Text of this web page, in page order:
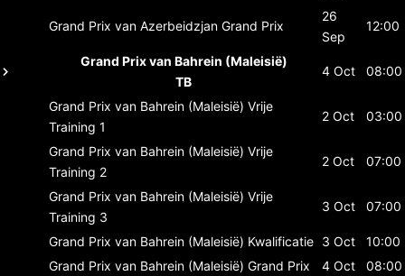
Grand Prix van Azerbeidzjan Grand Prix
26
Sep
12:00
Grand Prix van Bahrein (Maleisië)
TB
4 Oct 08:00
Grand Prix van Bahrein (Maleisië) Vrije
Training 1
2 Oct 03:00
Grand Prix van Bahrein (Maleisië) Vrije
Training 2
2 Oct 07:00
Grand Prix van Bahrein (Maleisië) Vrije
Training 3
3 Oct 07:00
Grand Prix van Bahrein (Maleisië) Kwalificatie 3 Oct
10:00
Grand Prix van Bahrein (Maleisië) Grand Prix 4 Oct
08:00